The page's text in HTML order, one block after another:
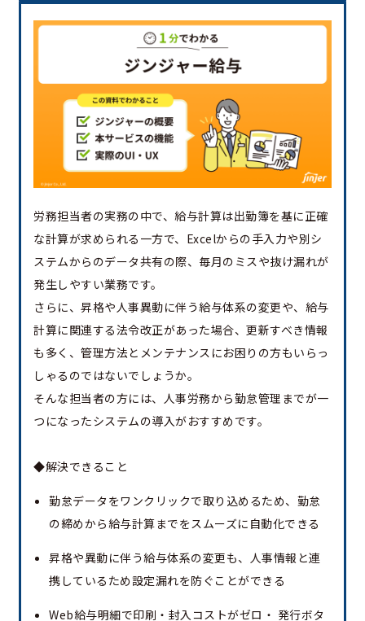
労務担当者の実務の中で、給与計算は出勤簿を基に正確
な計算が求められる一方で、Excelからの手入力や別シ
ステムからのデータ共有の際、毎月のミスや抜け漏れが
発生しやすい業務です。
さらに、昇格や人事異動に伴う給与体系の変更や、給与
計算に関連する法令改正があった場合、更新すべき情報
も多く、管理方法とメンテナンスにお困りの方もいらっ
しゃるのではないでしょうか。
そんな担当者の方には、人事労務から勤怠管理までが一
つになったシステムの導入がおすすめです。
◆解決できること
勤怠データをワンクリックで取り込めるため、勤怠
の締めから給与計算までをスムーズに自動化できる
昇格や異動に伴う給与体系の変更も、人事情報と連
携しているため設定漏れを防ぐことができる
Web給与明細で印刷・封入コストがゼロ・ 発行ボタ